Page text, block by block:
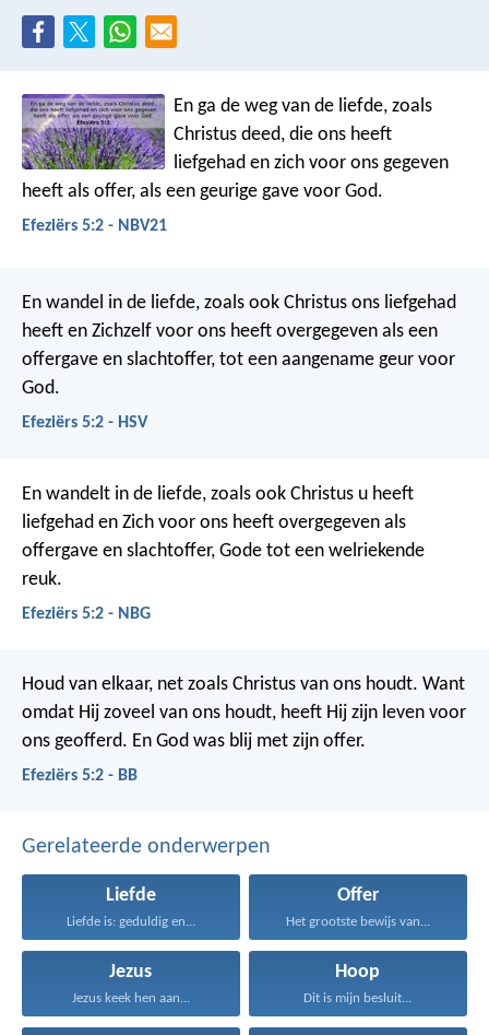
En ga de weg van de liefde, zoals
Christus deed, die ons heeft
liefgehad en zich voor ons gegeven
heeft als offer, als een geurige gave voor God.
Efeziërs 5:2 - NBV21
En wandel in de liefde, zoals ook Christus ons liefgehad
heeft en Zichzelf voor ons heeft overgegeven als een
offergave en slachtoffer, tot een aangename geur voor
God.
Efeziërs 5:2 - HSV
En wandelt in de liefde, zoals ook Christus u heeft
liefgehad en Zich voor ons heeft overgegeven als
offergave en slachtoffer, Gode tot een welriekende
reuk.
Efeziërs 5:2 - NBG
Houd van elkaar, net zoals Christus van ons houdt. Want
omdat Hij zoveel van ons houdt, heeft Hij zijn leven voor
ons geofferd. En God was blij met zijn offer.
Efeziërs 5:2 - BB
Gerelateerde onderwerpen
Liefde
Liefde is: geduldig en...
Offer
Het grootste bewijs van...
Jezus
Jezus keek hen aan...
Hoop
Dit is mijn besluit...